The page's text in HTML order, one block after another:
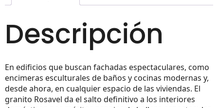
Descripción
En edificios que buscan fachadas espectaculares, como
encimeras esculturales de baños y cocinas modernas y,
desde ahora, en cualquier espacio de las viviendas. El
granito Rosavel da el salto definitivo a los interiores